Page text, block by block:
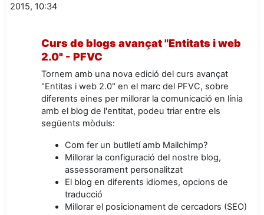
2015, 10:34
Curs de blogs avançat "Entitats i web
2.0" - PFVC
Tornem amb una nova edició del curs avançat
"Entitas i web 2.0" en el marc del PFVC, sobre
diferents eines per millorar la comunicació en línia
amb el blog de l'entitat, podeu triar entre els
següents mòduls:
Com fer un butlletí amb Mailchimp?
Millorar la configuració del nostre blog,
assessorament personalitzat
El blog en diferents idiomes, opcions de
traducció
Millorar el posicionament de cercadors (SEO)